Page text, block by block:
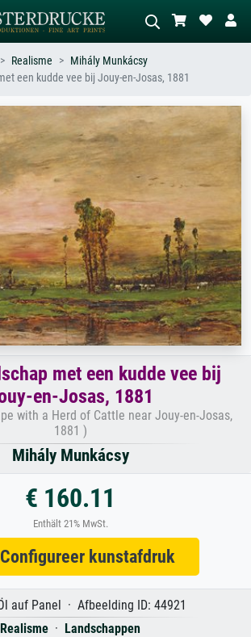
of stijl – bijv.
Beschrijf de scène – bijv. groene
weide, abstract met veel rood, donker
olieverfschilderij, staand naakt naast
een boom.
Realisme
Mihály Munkácsy
een kudde vee bij Jouy-en-Josas, 1881
met een kudde vee bij
en-Josas, 1881
with a Herd of Cattle near Jouy-en-Josas,
1881 )
Mihály Munkácsy
€ 160.11
Enthält 21% MwSt.
kunstafdruk
auf Panel · Afbeelding ID: 44921
Realisme · Landschappen